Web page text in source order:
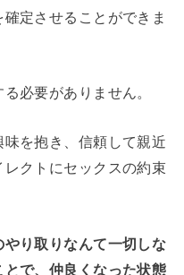
定させることができま
必要がありません。
を抱き、信頼して親近
クトにセックスの約束
り取りなんて一切しな
とで、仲良くなった状態